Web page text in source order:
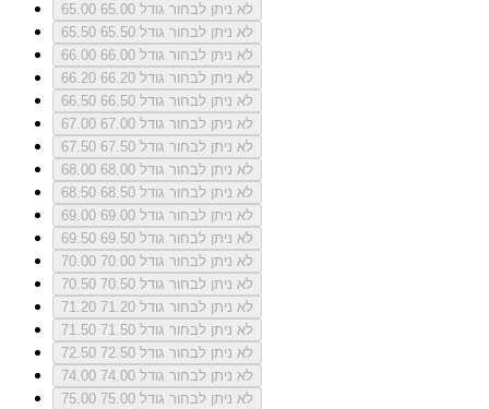
65.00
לא ניתן לבחור גודל 65.00
65.50
לא ניתן לבחור גודל 65.50
66.00
לא ניתן לבחור גודל 66.00
66.20
לא ניתן לבחור גודל 66.20
66.50
לא ניתן לבחור גודל 66.50
67.00
לא ניתן לבחור גודל 67.00
67.50
לא ניתן לבחור גודל 67.50
68.00
לא ניתן לבחור גודל 68.00
68.50
לא ניתן לבחור גודל 68.50
69.00
לא ניתן לבחור גודל 69.00
69.50
לא ניתן לבחור גודל 69.50
70.00
לא ניתן לבחור גודל 70.00
70.50
לא ניתן לבחור גודל 70.50
71.20
לא ניתן לבחור גודל 71.20
71.50
לא ניתן לבחור גודל 71.50
72.50
לא ניתן לבחור גודל 72.50
74.00
לא ניתן לבחור גודל 74.00
75.00
לא ניתן לבחור גודל 75.00